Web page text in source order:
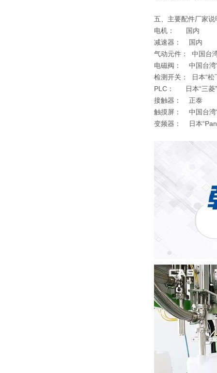
五、主要配件厂家说
电机： 国内
减速器： 国内
气动元件： 中国台
电磁阀： 中国台湾
检测开关： 日本“松
PLC： 日本“三菱”
接触器： 正泰
触摸屏： 中国台湾
变频器： 日本